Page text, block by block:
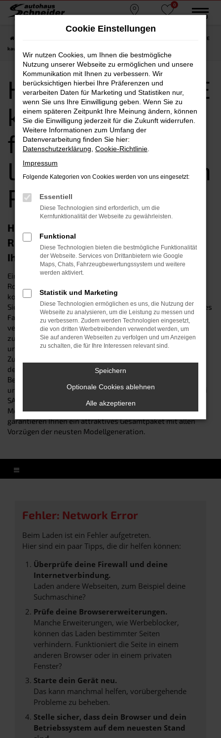
Zum
0
MENÜ
Hyundai SANTA FE
kaufen, leasen, finanzieren | Lieferservice nach Rosenheim
Hyundai SANTA FE
kaufen, leasen,
finanzieren |
Lieferservice nach
Rosenheim
Hyundai SANTA FE Tageszulassung in
Rosenheim – unser Spargeheimnis für
Ihren Geldbeutel
Eine Tageszulassung, ist der preisgünstige Weg, in
Rosenheim an einen nagelneuen Hyundai SANTA FE zu
kommen. Sie kennen den Trick noch nicht? Dann klären wir
Sie gerne auf: Der Kunstgriff besteht darin, ein fabrikfrisches
Fahrzeug auf dem Papier in einen Gebrauchtwagen zu
verwandeln, indem wir es für genau einen Tag auf uns
zulassen. Der Zustand des Wagens bleibt dadurch
unverändert. Schließlich wurde das Fahrzeug während der
Zulassung keinen Kilometer weit bewegt und wartet
demnach „jungfräulich“ auf Ihre erste gemeinsame Fahrt.
Besuchen sie uns online oder an einem unserer Standorte
und entdecken Sie unsere verlockende Auswahl an Hyundai
SANTA FE Tageszulassungen mit unterschiedlichen
Motorisierungen, Ausstattungen und Lackierungen. Wir
garantieren Ihnen ein attraktives Gesamtpaket mit allen
Vorzügen der neusten Modellgeneration.
Fehler: Network Error
Beim Laden ist ein Fehler aufgetreten.
Hier sind ein paar Tipps, die dir helfen können:
Überprüfe deine Firewall und deine
Internetverbindung.
Laden andere Webseiten, zum Beispiel deine
Suchmaschine?
Prüfe deine Browsererweiterungen.
Manche Erweiterungen, wie Werbeblocker,
können das Laden bestimmter Seiten
verhindern. Funktioniert die Seite in einem
anderen Browser oder in einem privaten
Fenster?
Starte dein Gerät neu.
Das kann manchmal helfen, vorübergehende
Probleme zu beheben.
Stelle sicher, dass dein Browser und dein
Betriebssystem auf dem neuesten Stand
Cookie Einstellungen
Wir nutzen Cookies, um Ihnen die bestmögliche
Nutzung unserer Webseite zu ermöglichen und unsere
Kommunikation mit Ihnen zu verbessern. Wir
berücksichtigen hierbei Ihre Präferenzen und
verarbeiten Daten für Marketing und Statistiken nur,
wenn Sie uns Ihre Einwilligung geben. Wenn Sie zu
einem späteren Zeitpunkt Ihre Meinung ändern, können
Sie die Einwilligung jederzeit für die Zukunft widerrufen.
Weitere Informationen zum Umfang der
Datenverarbeitung finden Sie hier:
Datenschutzerklärung Cookie-Richtlinie
Impressum
Folgende Kategorien von Cookies werden von uns eingesetzt:
Essentiell
Diese Technologien sind erforderlich, um die
Kernfunktionalität der Webseite zu gewährleisten.
Funktional
Diese Technologien bieten die bestmögliche Funktionalität
der Webseite. Services von Drittanbietern wie Google
Maps, Chats, Fahrzeugbewertungssystem und weitere
werden aktiviert.
Statistik und Marketing
Diese Technologien ermöglichen es uns, die Nutzung der
Webseite zu analysieren, um die Leistung zu messen und
zu verbessern. Zudem werden Technologien eingesetzt,
die von dritten Werbetreibenden verwendet werden, um
Sie auf anderen Webseiten zu verfolgen und um Anzeigen
zu schalten, die für Ihre Interessen relevant sind.
Speichern
Optionale Cookies ablehnen
Alle akzeptieren